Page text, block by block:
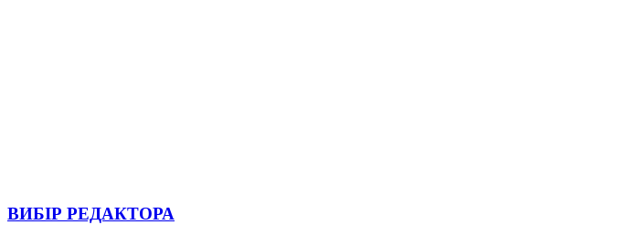
ВИБІР РЕДАКТОРА